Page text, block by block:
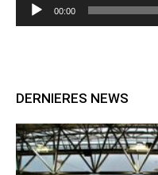
00:00
DERNIERES NEWS